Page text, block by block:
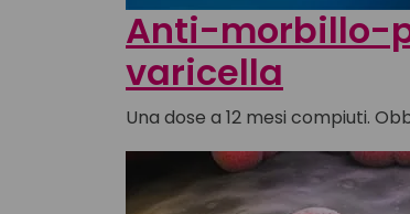
Anti-morbillo-
varicella
Una dose a 12 mesi compiuti.